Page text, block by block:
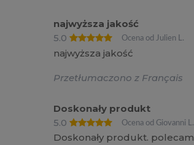
najwyższa jakość
5.0
Ocena od Julien L.
najwyższa jakość
Przetłumaczono z Français
Doskonały produkt
5.0
Ocena od Giovanni L.
Doskonały produkt. polecam